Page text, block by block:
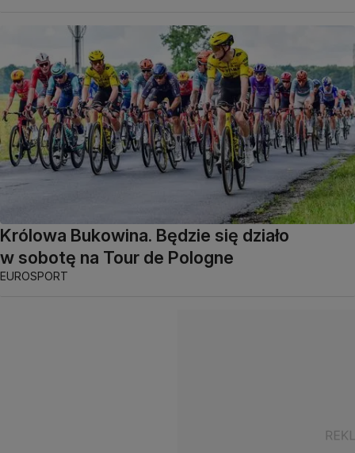
Królowa Bukowina. Będzie się działo
w sobotę na Tour de Pologne
EUROSPORT